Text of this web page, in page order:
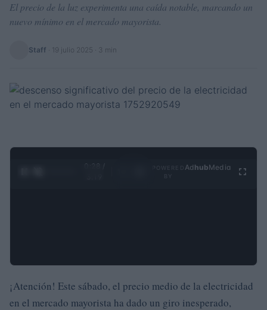
El precio de la luz experimenta una caída notable, marcando un
nuevo mínimo en el mercado mayorista.
Staff 19 julio 2025 · 3 min
0:28 /
Ad hubMedia
¡Atención! Este sábado, el precio medio de la electricidad
en el mercado mayorista ha dado un giro inesperado,